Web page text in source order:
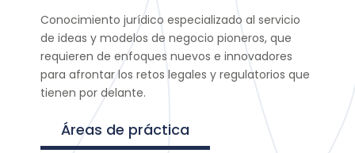
Conocimiento jurídico especializado al servicio
de ideas y modelos de negocio pioneros, que
requieren de enfoques nuevos e innovadores
para afrontar los retos legales y regulatorios que
tienen por delante.
Áreas de práctica